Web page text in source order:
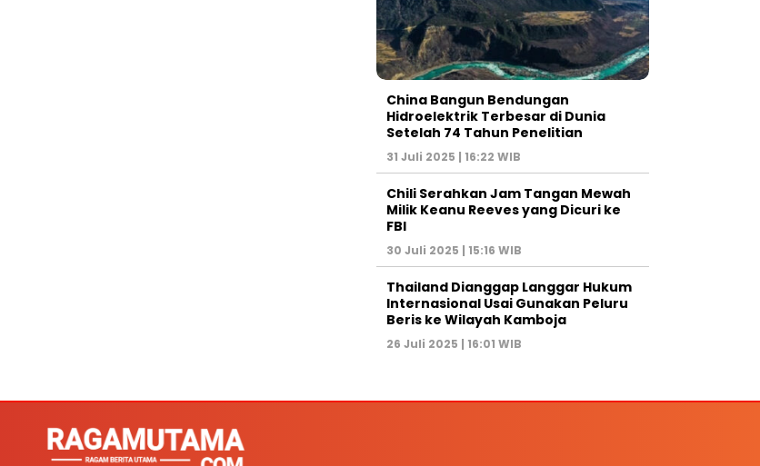
China Bangun Bendungan
Hidroelektrik Terbesar di Dunia
Setelah 74 Tahun Penelitian
31 Juli 2025 | 16:22 WIB
Chili Serahkan Jam Tangan Mewah
Milik Keanu Reeves yang Dicuri ke
FBI
30 Juli 2025 | 15:16 WIB
Thailand Dianggap Langgar Hukum
Internasional Usai Gunakan Peluru
Beris ke Wilayah Kamboja
26 Juli 2025 | 16:01 WIB